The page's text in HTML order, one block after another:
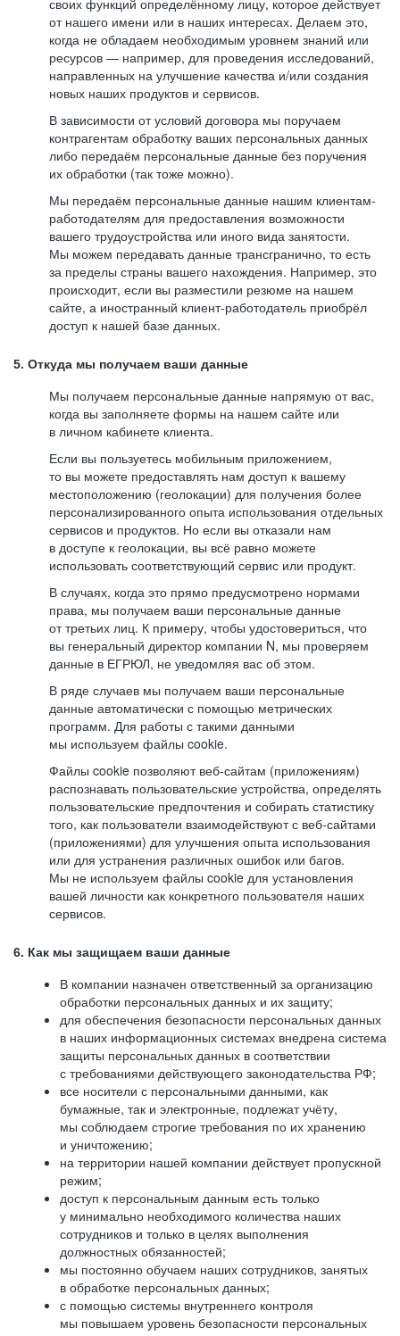
своих функций определённому лицу, которое действует
от нашего имени или в наших интересах. Делаем это,
когда не обладаем необходимым уровнем знаний или
ресурсов — например, для проведения исследований,
направленных на улучшение качества и/или создания
новых наших продуктов и сервисов.
В зависимости от условий договора мы поручаем
контрагентам обработку ваших персональных данных
либо передаём персональные данные без поручения
их обработки (так тоже можно).
Мы передаём персональные данные нашим клиентам-
работодателям для предоставления возможности
вашего трудоустройства или иного вида занятости.
Мы можем передавать данные трансгранично, то есть
за пределы страны вашего нахождения. Например, это
происходит, если вы разместили резюме на нашем
сайте, а иностранный клиент-работодатель приобрёл
доступ к нашей базе данных.
5. Откуда мы получаем ваши данные
Мы получаем персональные данные напрямую от вас,
когда вы заполняете формы на нашем сайте или
в личном кабинете клиента.
Если вы пользуетесь мобильным приложением,
то вы можете предоставлять нам доступ к вашему
местоположению (геолокации) для получения более
персонализированного опыта использования отдельных
сервисов и продуктов. Но если вы отказали нам
в доступе к геолокации, вы всё равно можете
использовать соответствующий сервис или продукт.
В случаях, когда это прямо предусмотрено нормами
права, мы получаем ваши персональные данные
от третьих лиц. К примеру, чтобы удостовериться, что
вы генеральный директор компании N, мы проверяем
данные в ЕГРЮЛ, не уведомляя вас об этом.
В ряде случаев мы получаем ваши персональные
данные автоматически с помощью метрических
программ. Для работы с такими данными
мы используем файлы cookie.
Файлы cookie позволяют веб-сайтам (приложениям)
распознавать пользовательские устройства, определять
пользовательские предпочтения и собирать статистику
того, как пользователи взаимодействуют с веб-сайтами
(приложениями) для улучшения опыта использования
или для устранения различных ошибок или багов.
Мы не используем файлы cookie для установления
вашей личности как конкретного пользователя наших
сервисов.
6. Как мы защищаем ваши данные
В компании назначен ответственный за организацию
обработки персональных данных и их защиту;
для обеспечения безопасности персональных данных
в наших информационных системах внедрена система
защиты персональных данных в соответствии
с требованиями действующего законодательства РФ;
все носители с персональными данными, как
бумажные, так и электронные, подлежат учёту,
мы соблюдаем строгие требования по их хранению
и уничтожению;
на территории нашей компании действует пропускной
режим;
доступ к персональным данным есть только
у минимально необходимого количества наших
сотрудников и только в целях выполнения
должностных обязанностей;
мы постоянно обучаем наших сотрудников, занятых
в обработке персональных данных;
с помощью системы внутреннего контроля
мы повышаем уровень безопасности персональных